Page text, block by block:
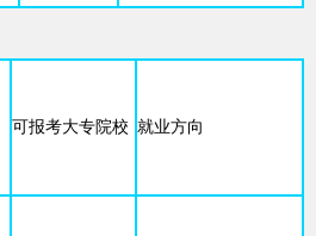
可报考大专院校 就业方向